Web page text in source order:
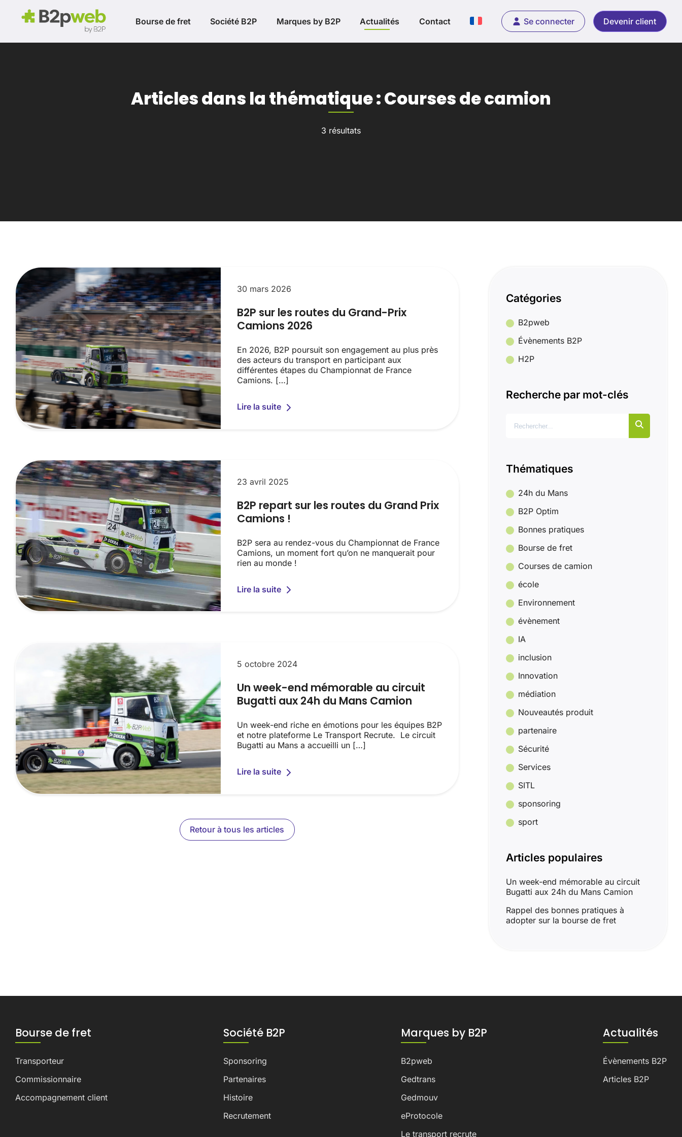
Bourse de fret Société B2P Marques by B2P Actualités Contact Se connecter Devenir client
Articles dans la thématique : Courses de camion
3 résultats
30 mars 2026
B2P sur les routes du Grand-Prix
Camions 2026
En 2026, B2P poursuit son engagement au plus près
des acteurs du transport en participant aux
différentes étapes du Championnat de France
Camions. […]
Lire la suite
23 avril 2025
B2P repart sur les routes du Grand Prix
Camions !
B2P sera au rendez-vous du Championnat de France
Camions, un moment fort qu’on ne manquerait pour
rien au monde !
Lire la suite
5 octobre 2024
Un week-end mémorable au circuit
Bugatti aux 24h du Mans Camion
Un week-end riche en émotions pour les équipes B2P
et notre plateforme Le Transport Recrute. Le circuit
Bugatti au Mans a accueilli un […]
Lire la suite
Retour à tous les articles
Catégories
B2pweb
Évènements B2P
H2P
Recherche par mot-clés
Thématiques
24h du Mans
B2P Optim
Bonnes pratiques
Bourse de fret
Courses de camion
école
Environnement
évènement
IA
inclusion
Innovation
médiation
Nouveautés produit
partenaire
Sécurité
Services
SITL
sponsoring
sport
Articles populaires
Un week-end mémorable au circuit
Bugatti aux 24h du Mans Camion
Rappel des bonnes pratiques à
adopter sur la bourse de fret
Bourse de fret
Transporteur
Commissionnaire
Accompagnement client
Société B2P
Sponsoring
Partenaires
Histoire
Recrutement
Marques by B2P
B2pweb
Gedtrans
Gedmouv
eProtocole
Le transport recrute
Actualités
Évènements B2P
Articles B2P